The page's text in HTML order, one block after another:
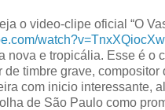
o video-clipe oficial “O
nova e tropicália. Esse é o
de timbre grave, compositor
com inicio interessante,
de São Paulo como